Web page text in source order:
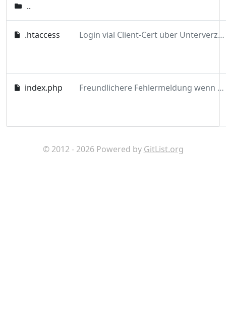
..
.htaccess Login vial Client-Cert über Unterverzeichnis
index.php Freundlichere Fehlermeldung wenn /certlogin kein Zertifikat erhalten hat.
© 2012 - 2026 Powered by GitList.org